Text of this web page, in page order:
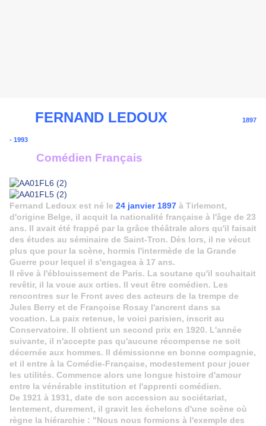
FERNAND LEDOUX 1897
- 1993
Comédien Français
Fernand Ledoux est né le 24 janvier 1897 à Tirlemont,
d'origine Belge, il acquit la nationalité française à l'âge de 23
ans. Il avait été frappé par la grâce théâtrale alors qu'il faisait
des études au séminaire de Saint-Tron. Dès lors, il ne vécut
plus que pour la scène, hormis l'intermède de la Grande
Guerre pour lequel il s'engagea à 17 ans.
Il rêve à l'éblouissement de Paris. La soutane qu'il souhaitait
revêtir, il la voue aux orties. Il veut être comédien. Les
rencontres sur le Front avec des acteurs de la trempe de
Jules Berry et de Françoise Rosay l'ancrent dans sa
vocation. La paix retenue, le voici parisien, inscrit au
Conservatoire. Il obtient un second prix en 1920. L'année
suivante, il n'accepte pas qu'aucune récompense ne soit
décernée aux hommes. Il démissionne en bonne compagnie,
et il entre à la Comédie-Française, modestement pour jouer
les utilités. Commence alors une longue histoire d'amour
entre la vénérable institution et l'apprenti comédien.
De 1921 à 1931, date de son accession au sociétariat,
lentement, durement, il gravit les échelons d'une scène où
règne la hiérarchie : "Nous nous formions à l'exemple des